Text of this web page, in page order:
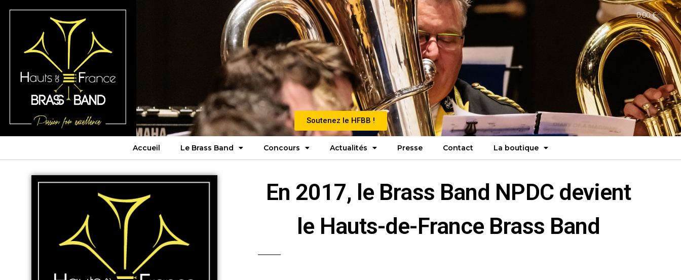
0,00€
Soutenez le HFBB !
Accueil Le Brass Band Concours Actualités Presse Contact La boutique
En 2017, le Brass Band NPDC devient
le Hauts-de-France Brass Band